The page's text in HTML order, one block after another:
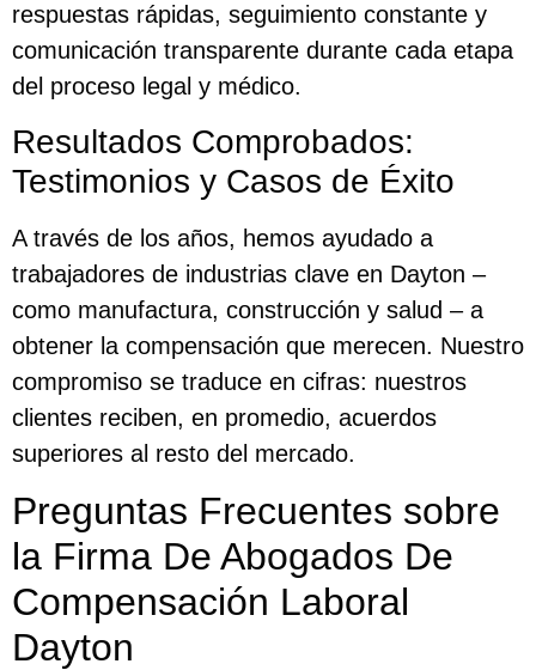
respuestas rápidas, seguimiento constante y
comunicación transparente durante cada etapa
del proceso legal y médico.
Resultados Comprobados:
Testimonios y Casos de Éxito
A través de los años, hemos ayudado a
trabajadores de industrias clave en Dayton –
como manufactura, construcción y salud – a
obtener la compensación que merecen. Nuestro
compromiso se traduce en cifras: nuestros
clientes reciben, en promedio, acuerdos
superiores al resto del mercado.
Preguntas Frecuentes sobre
la Firma De Abogados De
Compensación Laboral
Dayton